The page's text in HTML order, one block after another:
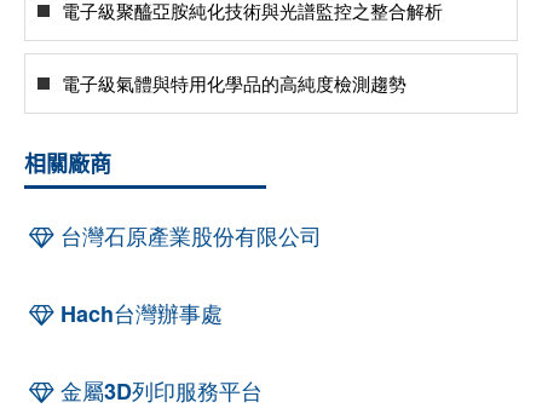
電子級聚醯亞胺純化技術與光譜監控之整合解析
電子級氣體與特用化學品的高純度檢測趨勢
相關廠商
台灣石原產業股份有限公司
Hach台灣辦事處
金屬3D列印服務平台